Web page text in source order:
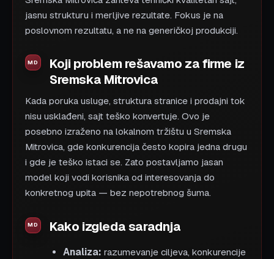
jasnu strukturu i merljive rezultate. Fokus je na
poslovnom rezultatu, a ne na generičkoj produkciji.
Koji problem rešavamo za firme iz
Sremska Mitrovica
Kada poruka usluge, struktura stranice i prodajni tok
nisu usklađeni, sajt teško konvertuje. Ovo je
posebno izraženo na lokalnom tržištu u Sremska
Mitrovica, gde konkurencija često kopira jedna drugu
i gde je teško istaci se. Zato postavljamo jasan
model koji vodi korisnika od interesovanja do
konkretnog upita — bez nepotrebnog šuma.
Kako izgleda saradnja
Analiza: razumevanje ciljeva, konkurencije